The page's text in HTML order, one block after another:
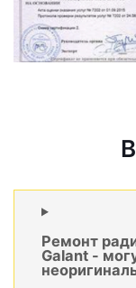
Ремонт
Galant -